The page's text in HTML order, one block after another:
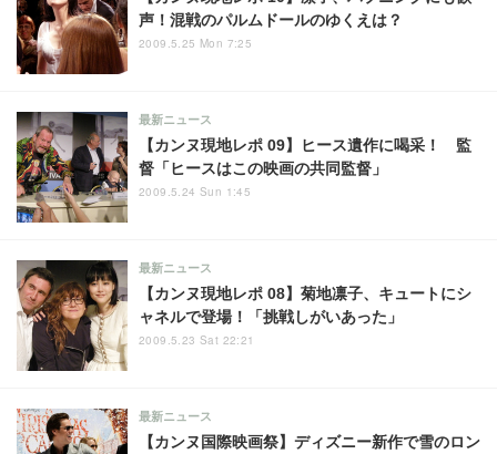
声！混戦のパルムドールのゆくえは？
2009.5.25 Mon 7:25
【カンヌ現地レポ 09】ヒース遺作に喝采！ 監
督「ヒースはこの映画の共同監督」
最新ニュース
2009.5.24 Sun 1:45
【カンヌ現地レポ 08】菊地凛子、キュートにシ
ャネルで登場！「挑戦しがいあった」
最新ニュース
2009.5.23 Sat 22:21
【カンヌ国際映画祭】ディズニー新作で雪のロン
最新ニュース